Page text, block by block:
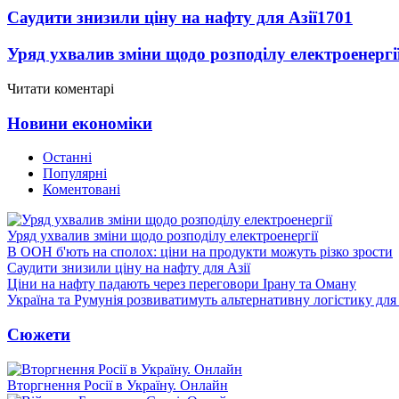
Саудити знизили ціну на нафту для Азії1701
Уряд ухвалив зміни щодо розподілу
Читати коментарі
Новини економіки
Останні
Популярні
Коментовані
Уряд ухвалив зміни щодо розподілу електроенергії
В ООН б'ють на сполох: ціни на продукти можуть різко зрости
Саудити знизили ціну на нафту для Азії
Ціни на нафту падають через переговори Ірану та Оману
Україна та Румунія розвиватимуть альтернативну логістику
Сюжети
Вторгнення Росії в Україну. Онлайн